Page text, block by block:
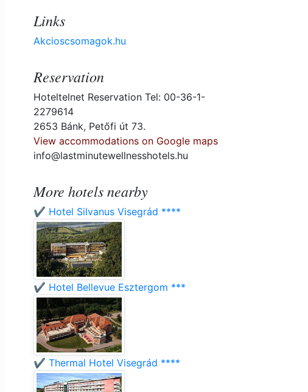
Links
Akcioscsomagok.hu
Reservation
Hoteltelnet Reservation Tel: 00-36-1-
2279614
2653 Bánk, Petőfi út 73.
View accommodations on Google maps
info@lastminutewellnesshotels.hu
More hotels nearby
✔️ Hotel Silvanus Visegrád ****
✔️ Hotel Bellevue Esztergom ***
✔️ Thermal Hotel Visegrád ****